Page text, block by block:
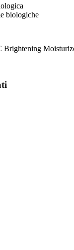
biologiche
Brightening